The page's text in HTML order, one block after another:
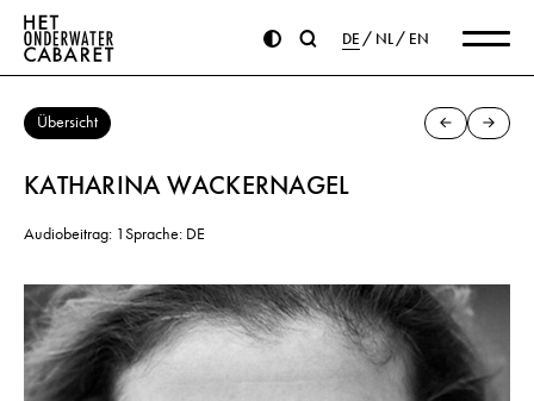
DE NL EN
Übersicht
KATHARINA WACKERNAGEL
Audiobeitrag: 1Sprache: DE